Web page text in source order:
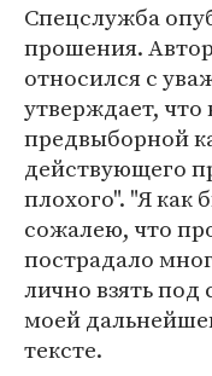
Спецслужба
прошения. Автор
относился с
утверждает, что
предвыборной
действующего
плохого". "Я
сожалею, что
пострадало
лично взять под
моей
тексте.